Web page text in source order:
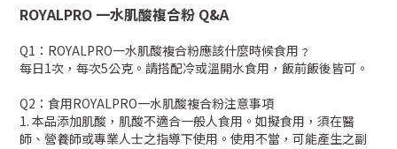
ROYALPRO 一水肌酸複合粉 Q&A
Q1：ROYALPRO一水肌酸複合粉應該什麼時候食用﹖
每日1次，每次5公克。請搭配冷或溫開水食用，飯前飯後皆可。
Q2：食用ROYALPRO一水肌酸複合粉注意事項
1. 本品添加肌酸，肌酸不適合一般人食用。如擬食用，須在醫
師、營養師或專業人士之指導下使用。使用不當，可能產生之副